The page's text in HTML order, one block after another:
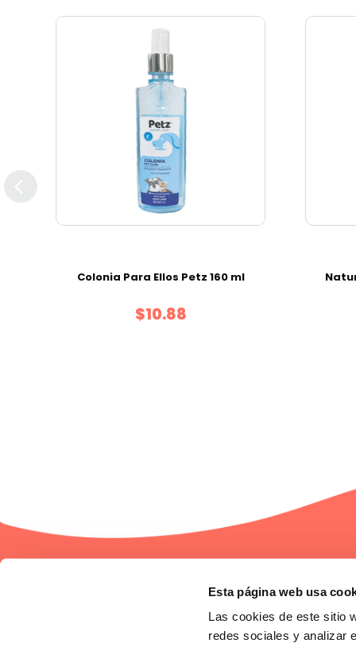
Esta página web usa
Las cookies de este sitio
redes sociales y analizar
Colonia Para Ellos Petz 160 ml
$10.88
¿Quiénes somos?
Nuestras tiendas